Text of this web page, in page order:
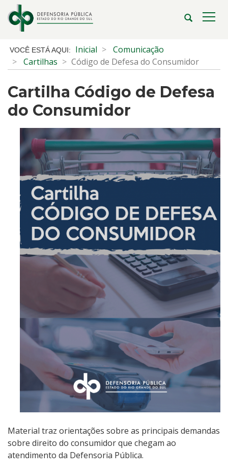
para
para
menu
para
Abrir
Início
conteúdo
Inicial
Comunicação
Cartilhas
Código de Defesa do Consumidor
Cartilha Código de Defesa
do Consumidor
Material traz orientações sobre as principais demandas
sobre direito do consumidor que chegam ao
atendimento da Defensoria Pública.